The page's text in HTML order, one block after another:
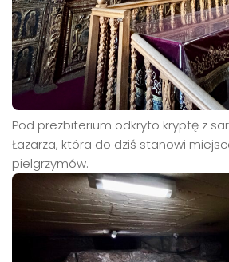
Pod prezbiterium odkryto kryptę z
Łazarza, która do dziś stanowi
pielgrzymów.